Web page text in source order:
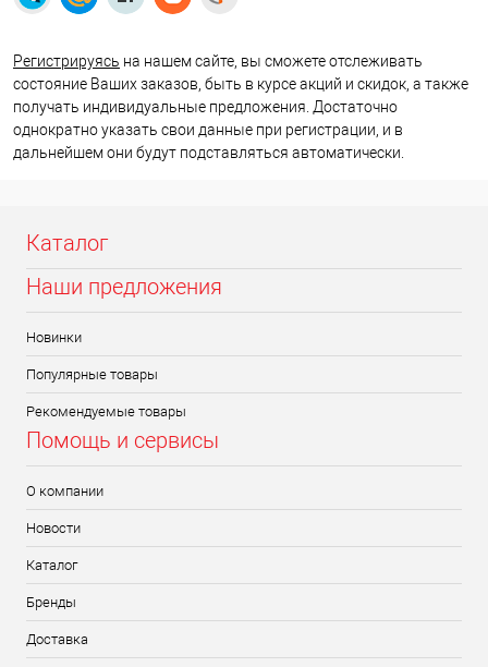
Регистрируясь на нашем сайте, вы сможете отслеживать
состояние Ваших заказов, быть в курсе акций и скидок, а также
получать индивидуальные предложения. Достаточно
однократно указать свои данные при регистрации, и в
дальнейшем они будут подставляться автоматически.
Каталог
Наши предложения
Новинки
Популярные товары
Рекомендуемые товары
Помощь и сервисы
О компании
Новости
Каталог
Бренды
Доставка